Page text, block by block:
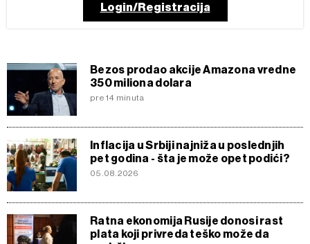
Login/Registracija
Bezos prodao akcije Amazona vredne
350 miliona dolara
pre 14 minuta
Inflacija u Srbiji najniža u poslednjih
pet godina - šta je može opet podići?
05.08.2026
Ratna ekonomija Rusije donosi rast
plata koji privreda teško može da